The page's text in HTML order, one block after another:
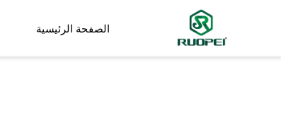
الصفحة الرئيسية